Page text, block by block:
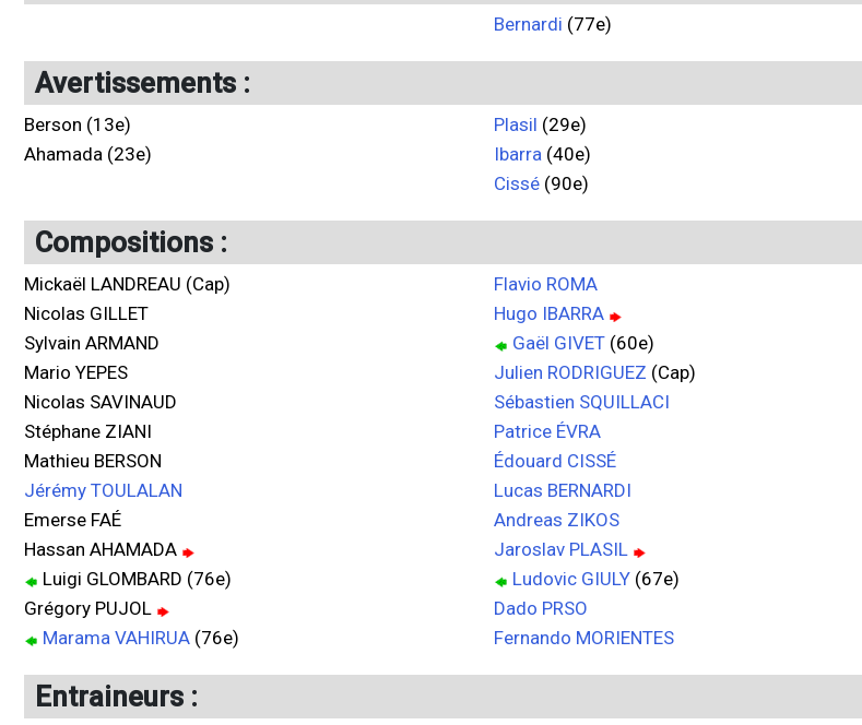
Bernardi (77e)
Avertissements :
Berson (13e)
Ahamada (23e)
Plasil (29e)
Ibarra (40e)
Cissé (90e)
Compositions :
Mickaël LANDREAU (Cap)
Nicolas GILLET
Sylvain ARMAND
Mario YEPES
Nicolas SAVINAUD
Stéphane ZIANI
Mathieu BERSON
Jérémy TOULALAN
Emerse FAÉ
Hassan AHAMADA
Luigi GLOMBARD (76e)
Grégory PUJOL
Marama VAHIRUA (76e)
Flavio ROMA
Hugo IBARRA
Gaël GIVET (60e)
Julien RODRIGUEZ (Cap)
Sébastien SQUILLACI
Patrice ÉVRA
Édouard CISSÉ
Lucas BERNARDI
Andreas ZIKOS
Jaroslav PLASIL
Ludovic GIULY (67e)
Dado PRSO
Fernando MORIENTES
Entraineurs :